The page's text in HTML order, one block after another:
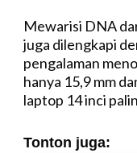
Mewarisi DNA
juga dilengkapi
pengalaman
hanya 15,9 mm
laptop 14 inci
Tonton juga: